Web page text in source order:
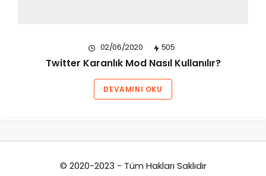
02/06/2020 505
Twitter Karanlık Mod Nasıl Kullanılır?
DEVAMINI OKU
© 2020-2023 - Tüm Hakları Saklıdır